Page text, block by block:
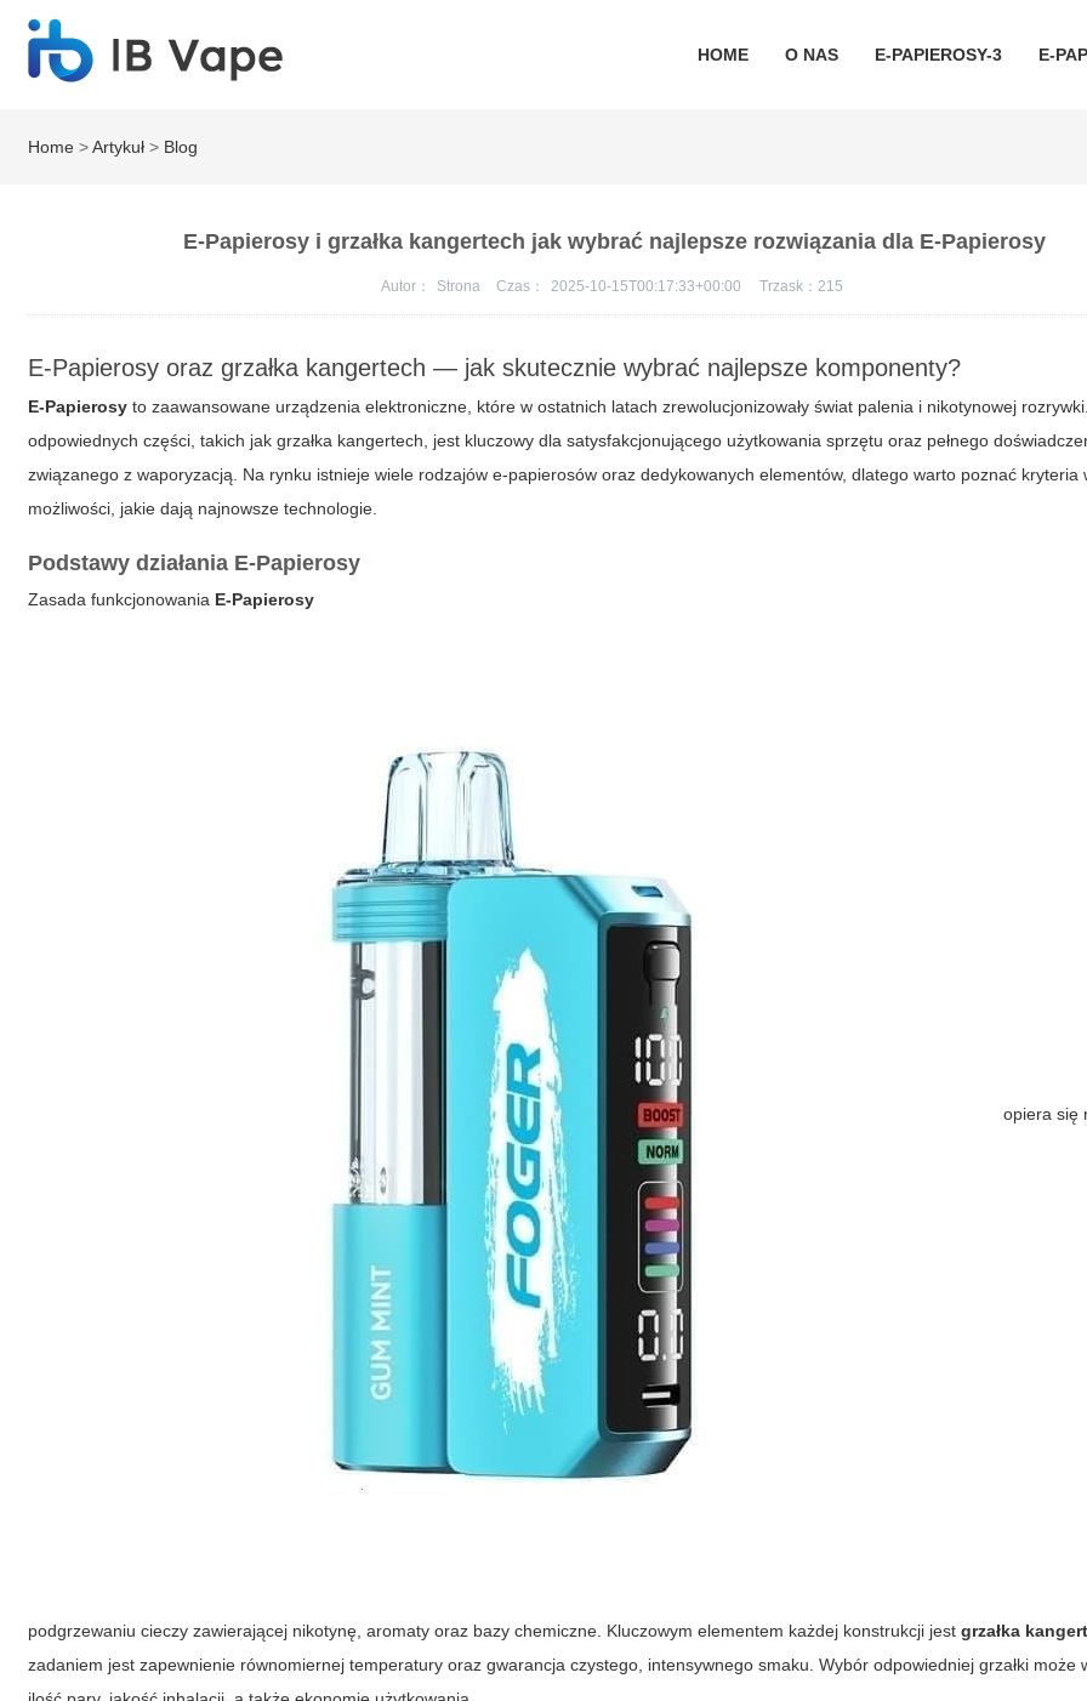
HOME O NAS E-PAPIEROSY-3 E-
Home >Artykuł > Blog
E-Papierosy i grzałka kangertech jak wybrać najlepsze rozwiązania dla E-Papierosy
Autor： Strona Czas： 2025-10-15T00:17:33+00:00 Trzask： 215
E-Papierosy oraz grzałka kangertech — jak skutecznie wybrać najlepsze komponenty?
E-Papierosy to zaawansowane urządzenia elektroniczne, które w ostatnich latach zrewolucjonizowały świat palenia i nikotynowej
odpowiednych części, takich jakgrzałka kangertech , jest kluczowy dla satysfakcjonującego użytkowania sprzętu oraz pełnego
związanego z waporyzacją. Na rynku istnieje wiele rodzajów e-papierosów oraz dedykowanych elementów, dlatego warto poznać kryteria
możliwości, jakie dają najnowsze technologie.
Podstawy działania E-Papierosy
Zasada funkcjonowania E-Papierosy
opiera się
podgrzewaniu cieczy zawierającej nikotynę, aromaty oraz bazy chemiczne. Kluczowym elementem każdej konstrukcji jestgrzałka
zadaniem jest zapewnienie równomiernej temperatury oraz gwarancja czystego, intensywnego smaku. Wybór odpowiedniej grzałki może